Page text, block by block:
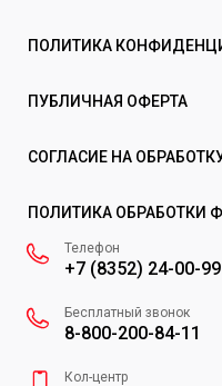
ПОЛИТИКА
ПУБЛИЧНАЯ ОФЕРТА
СОГЛАСИЕ НА
ПОЛИТИКА ОБРАБОТКИ
Телефон
+7 (8352) 24-00-99
Бесплатный звонок
8-800-200-84-11
Кол-центр